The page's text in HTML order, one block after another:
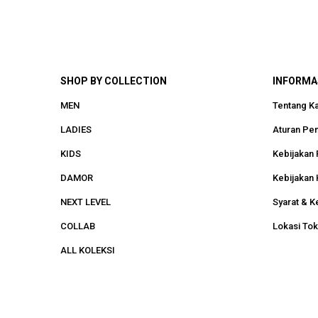
SHOP BY COLLECTION
MEN
LADIES
KIDS
DAMOR
NEXT LEVEL
COLLAB
ALL KOLEKSI
Tentang
Aturan
Kebijakan
Kebijakan
Syarat &
Lokasi